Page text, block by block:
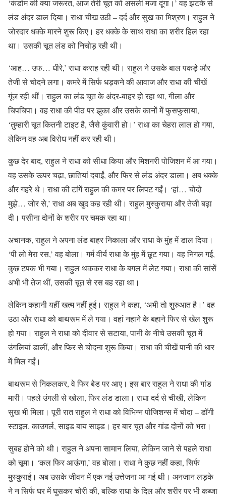
‘कंडोम की क्या जरूरत, आज तेरी चूत को असली मजा दूंगा।’ वह झटके से
लंड अंदर डाल दिया। राधा चीख उठी – दर्द और सुख का मिश्रण। राहुल ने
जोरदार धक्के मारने शुरू किए। हर धक्के के साथ राधा का शरीर हिल रहा
था। उसकी चूत लंड को निचोड़ रही थी।
‘आह… उफ… धीरे,’ राधा कराह रही थी। राहुल ने उसके बाल पकड़े और
तेजी से चोदने लगा। कमरे में सिर्फ धड़कने की आवाज और राधा की चीखें
गूंज रही थीं। राहुल का लंड चूत के अंदर-बाहर हो रहा था, गीला और
चिपचिपा। वह राधा की पीठ पर झुका और उसके कानों में फुसफुसाया,
‘तुम्हारी चूत कितनी टाइट है, जैसे कुंवारी हो।’ राधा का चेहरा लाल हो गया,
लेकिन वह अब विरोध नहीं कर रही थी।
कुछ देर बाद, राहुल ने राधा को सीधा किया और मिशनरी पोजिशन में आ गया।
वह उसके ऊपर चढ़ा, छातियां दबाईं, और फिर से लंड अंदर डाला। अब धक्के
और गहरे थे। राधा की टांगें राहुल की कमर पर लिपट गईं। ‘हां… चोदो
मुझे… जोर से,’ राधा अब खुद कह रही थी। राहुल मुस्कुराया और तेजी बढ़ा
दी। पसीना दोनों के शरीर पर चमक रहा था।
अचानक, राहुल ने अपना लंड बाहर निकाला और राधा के मुंह में डाल दिया।
‘पी लो मेरा रस,’ वह बोला। गर्म वीर्य राधा के मुंह में छूट गया। वह निगल गई,
कुछ टपक भी गया। राहुल थककर राधा के बगल में लेट गया। राधा की सांसें
अभी भी तेज थीं, उसकी चूत से रस बह रहा था।
लेकिन कहानी यहीं खत्म नहीं हुई। राहुल ने कहा, ‘अभी तो शुरुआत है।’ वह
उठा और राधा को बाथरूम में ले गया। वहां नहाने के बहाने फिर से खेल शुरू
हो गया। राहुल ने राधा को दीवार से सटाया, पानी के नीचे उसकी चूत में
उंगलियां डालीं, और फिर से चोदना शुरू किया। राधा की चीखें पानी की धार
में मिल गईं।
बाथरूम से निकलकर, वे फिर बेड पर आए। इस बार राहुल ने राधा की गांड
मारी। पहले उंगली से खोला, फिर लंड डाला। राधा दर्द से चीखी, लेकिन
सुख भी मिला। पूरी रात राहुल ने राधा को विभिन्न पोजिशन्स में चोदा – डॉगी
स्टाइल, काउगर्ल, साइड बाय साइड। हर बार चूत और गांड दोनों को भरा।
सुबह होने को थी। राहुल ने अपना सामान लिया, लेकिन जाने से पहले राधा
को चूमा। ‘कल फिर आऊंगा,’ वह बोला। राधा ने कुछ नहीं कहा, सिर्फ
मुस्कुराई। अब उसके जीवन में एक नई उत्तेजना आ गई थी। अनजान लड़के
ने न सिर्फ घर में घुसकर चोरी की, बल्कि राधा के दिल और शरीर पर भी कब्जा